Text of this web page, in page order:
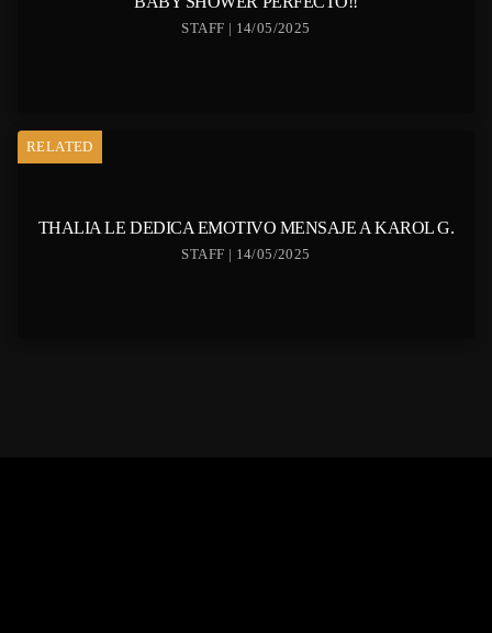
STAFF | 14/05/2025
RELATED
THALIA LE DEDICA EMOTIVO MENSAJE A KAROL G.
STAFF | 14/05/2025